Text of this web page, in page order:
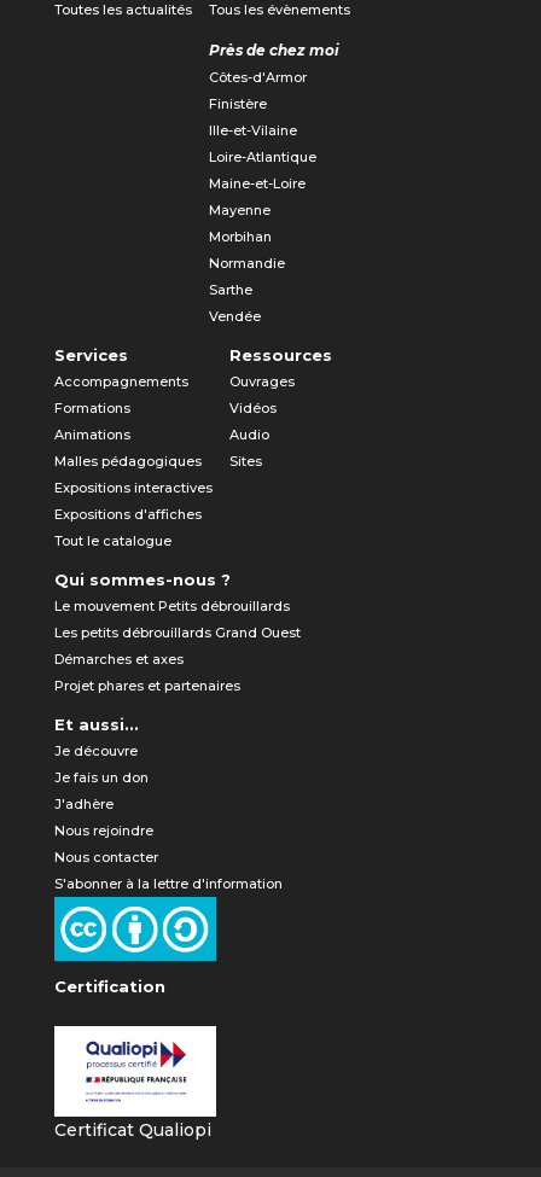
Toutes les actualités Tous les évènements
Près de chez moi
Côtes-d'Armor
Finistère
Ille-et-Vilaine
Loire-Atlantique
Maine-et-Loire
Mayenne
Morbihan
Normandie
Sarthe
Vendée
Services
Accompagnements
Formations
Animations
Malles pédagogiques
Expositions interactives
Expositions d'affiches
Tout le catalogue
Ressources
Ouvrages
Vidéos
Audio
Sites
Qui sommes-nous ?
Le mouvement Petits débrouillards
Les petits débrouillards Grand Ouest
Démarches et axes
Projet phares et partenaires
Et aussi...
Je découvre
Je fais un don
J'adhère
Nous rejoindre
Nous contacter
S'abonner à la lettre d'information
Certification
Certificat Qualiopi